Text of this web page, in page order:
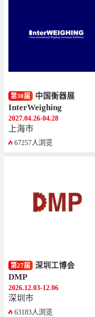
第30届 中国衡器展
InterWeighing
2027.04.26-04.28
上海市
67257人浏览
第27届 深圳工博会
DMP
2026.12.03-12.06
深圳市
63183人浏览